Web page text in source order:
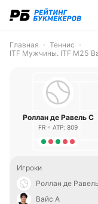
Главная
Теннис
ITF Мужчины. ITF M25
Роллан де Равель С
FR ATP: 809
Игроки
Роллан де
Вайс А